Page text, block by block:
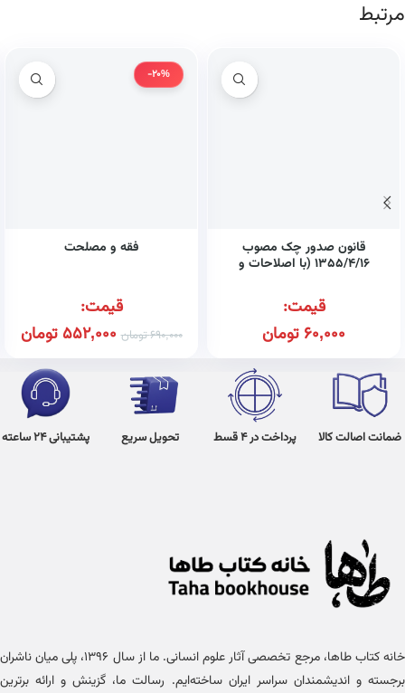
مرتبط
قانون صدور چک مصوب
۱۳۵۵/۴/۱۶ (با اصلاحات و
۱۳۹۷/۸/۱۳)
قیمت:
60,000 تومان
-20%
فقه و مصلحت
قیمت:
690,000تومان 552,000 تومان
ضمانت اصالت کالا پرداخت در 4 قسط تحویل سریع پشتیبانی 24 ساعته
خانه کتاب طاها، مرجع تخصصی آثار علوم انسانی. ما از سال ۱۳۹۶، پلی میان ناشران
برجسته و اندیشمندان سراسر ایران ساخته‌ایم. رسالت ما، گزینش و ارائه برترین